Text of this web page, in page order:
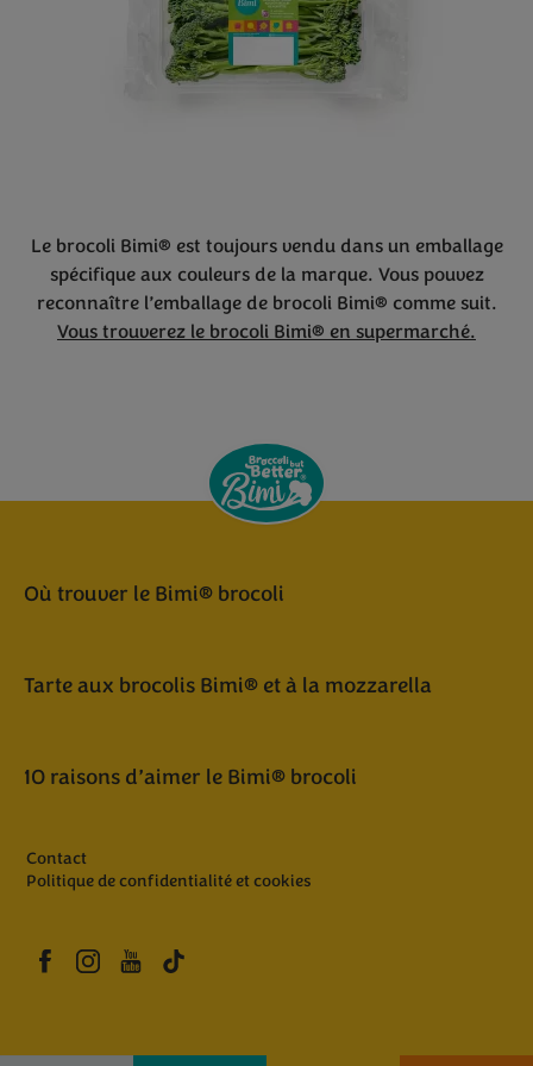
Le brocoli Bimi® est toujours vendu dans un emballage
spécifique aux couleurs de la marque. Vous pouvez
reconnaître l’emballage de brocoli Bimi® comme suit.
Vous trouverez le brocoli Bimi® en supermarché.
Où trouver le Bimi® brocoli
Tarte aux brocolis Bimi® et à la mozzarella
10 raisons d’aimer le Bimi® brocoli
Contact
Politique de confidentialité et cookies